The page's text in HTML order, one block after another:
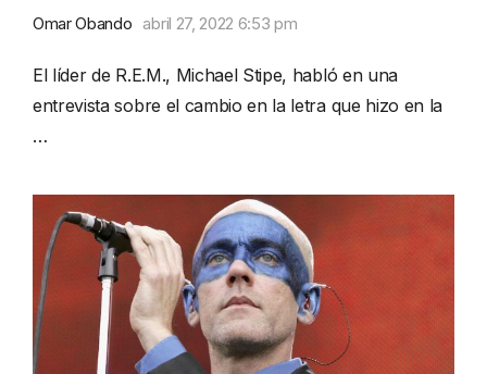
Omar Obando abril 27, 2022 6:53 pm
El líder de R.E.M., Michael Stipe, habló en una
entrevista sobre el cambio en la letra que hizo en la
…